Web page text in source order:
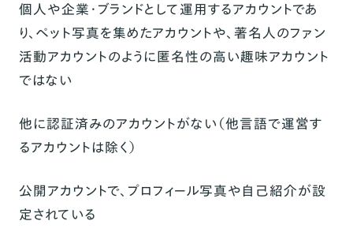
個人や企業・ブランドとして運用するアカウントであ
り、ペット写真を集めたアカウントや、著名人のファン
活動アカウントのように匿名性の高い趣味アカウント
ではない
他に認証済みのアカウントがない（他言語で運営す
るアカウントは除く）
公開アカウントで、プロフィール写真や自己紹介が設
定されている